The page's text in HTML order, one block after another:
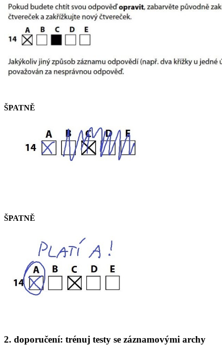
ŠPATNĚ
ŠPATNĚ
2. doporučení: trénuj testy se záznamovými archy